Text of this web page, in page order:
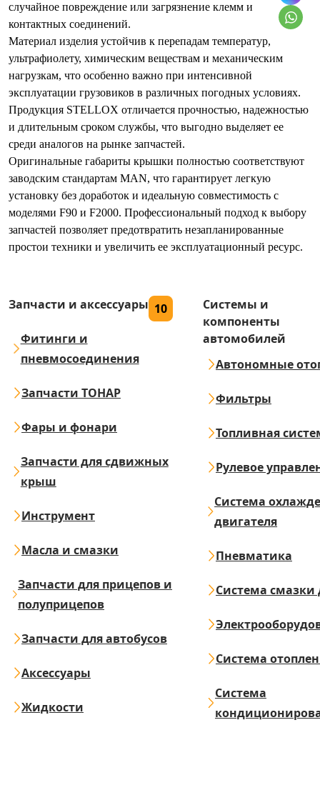
случайное повреждение или загрязнение клемм и
контактных соединений.
Материал изделия устойчив к перепадам температур,
ультрафиолету, химическим веществам и механическим
нагрузкам, что особенно важно при интенсивной
эксплуатации грузовиков в различных погодных условиях.
Продукция STELLOX отличается прочностью, надежностью
и длительным сроком службы, что выгодно выделяет ее
среди аналогов на рынке запчастей.
Оригинальные габариты крышки полностью соответствуют
заводским стандартам MAN, что гарантирует легкую
установку без доработок и идеальную совместимость с
моделями F90 и F2000. Профессиональный подход к выбору
запчастей позволяет предотвратить незапланированные
простои техники и увеличить ее эксплуатационный ресурс.
Запчасти и аксессуары 10
Фитинги и
пневмосоединения
Запчасти ТОНАР
Фары и фонари
Запчасти для сдвижных
крыш
Инструмент
Масла и смазки
Запчасти для прицепов и
полуприцепов
Запчасти для автобусов
Аксессуары
Жидкости
Системы и
компоненты
автомобилей
Автономные
Фильтры
Топливная
Рулевое
Система
двигателя
Пневматика
Система смазки
Система
Система